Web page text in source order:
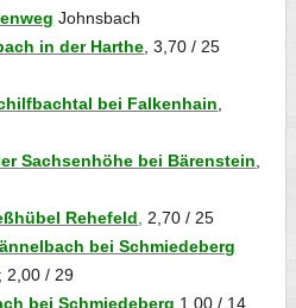
Johnsbach
in der Harthe , 3,70 / 25
bei Falkenhain
Sachsenhöhe bei Bärenstein
Rehefeld
2,70 / 25
bei Schmiedeberg
2,00 / 29
bei Schmiedeberg 1,00 / 14